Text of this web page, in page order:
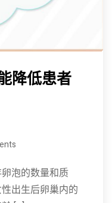
降低患者
泡的数量和质
出生后卵巢内的